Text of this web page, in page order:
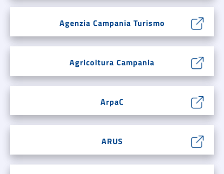
Agenzia Campania Turismo
Agricoltura Campania
ArpaC
ARUS